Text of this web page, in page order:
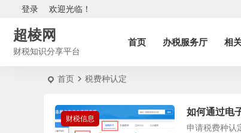
欢迎光临！
登录
超棱网
财税知识分享平台
首页 办税服务厅 相
首页 税费种认定
财税信息
如何通过电
申请税费种认